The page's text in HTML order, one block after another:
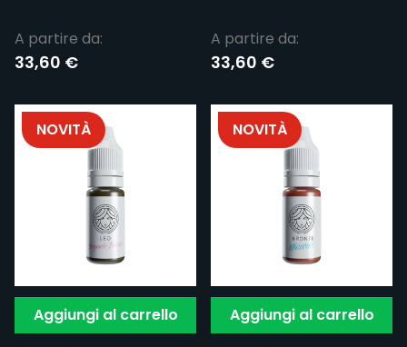
A partire da:
33,60 €
A partire da:
33,60 €
Aggiungi al carrello
NOVITÀ
Aggiungi al carrello
NOVITÀ